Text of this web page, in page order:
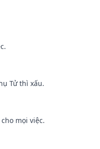
Tử thì xấu.
mọi việc.